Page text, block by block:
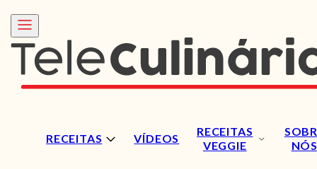
RECEITAS VÍDEOS
RECEITAS
VEGGIE
NÓS